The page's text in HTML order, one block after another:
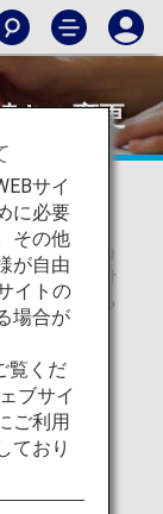
きの変更
律が公布さ
した。
利用したテロ
提供が義務付
真を提供する
サイ
に必要
その他
が自由
イトの
場合が
覧くだ
ブサイ
ご利用
ており